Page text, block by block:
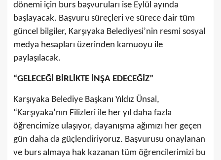
dönemi için burs başvuruları ise Eylül ayında
başlayacak. Başvuru süreçleri ve sürece dair tüm
güncel bilgiler, Karşıyaka Belediyesi’nin resmi sosyal
medya hesapları üzerinden kamuoyu ile
paylaşılacak.
“GELECEĞİ BİRLİKTE İNŞA EDECEĞİZ”
Karşıyaka Belediye Başkanı Yıldız Ünsal,
“Karşıyaka’nın Filizleri ile her yıl daha fazla
öğrencimize ulaşıyor, dayanışma ağımızı her geçen
gün daha da güçlendiriyoruz. Başvurusu onaylanan
ve burs almaya hak kazanan tüm öğrencilerimizi bu